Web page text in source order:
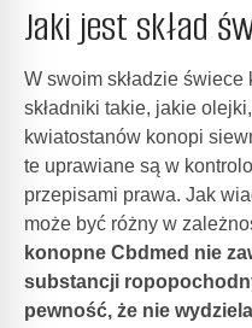
Jaki jest skład
W swoim składzie
składniki takie, jakie
kwiatostanów konopi
te uprawiane są w
przepisami prawa. Jak
może być różny w
konopne Cbdmed nie
substancji
pewność, że nie